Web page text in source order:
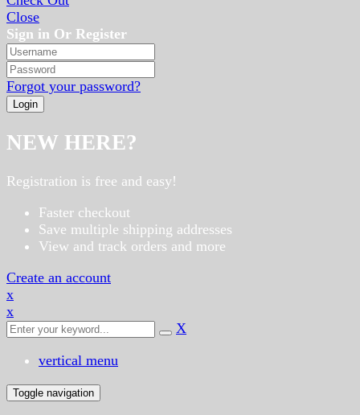
Close
Sign in Or Register
Forgot your password?
NEW HERE?
Registration is free and easy!
Faster checkout
Save multiple shipping addresses
View and track orders and more
Create an account
x
x
X
vertical menu
Toggle navigation